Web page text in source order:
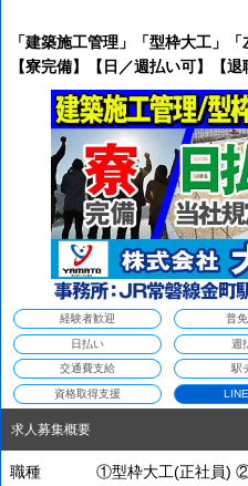
「建築施工管理」「型枠大工
【寮完備】【日／週払い可】【
楽々直行直帰！
経験者歓迎 普
日払い 週
交通費支給 駅
資格取得支援
求人募集概要
職種
①型枠大工(正社員)